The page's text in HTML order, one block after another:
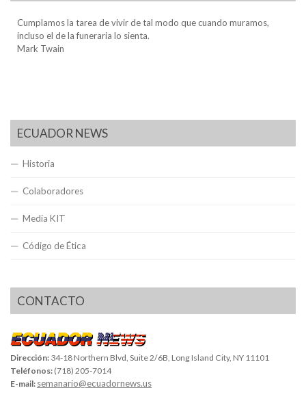
Cumplamos la tarea de vivir de tal modo que cuando muramos,
incluso el de la funeraria lo sienta.
Mark Twain
ECUADOR NEWS
Historia
Colaboradores
Media KIT
Código de Ética
CONTACTO
Dirección: 34-18 Northern Blvd, Suite 2/6B, Long Island City, NY 11101
Teléfonos: (718) 205-7014
E-mail: semanario@ecuadornews.us